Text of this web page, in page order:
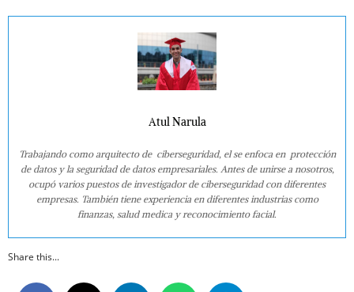
Atul Narula
Trabajando como arquitecto de ciberseguridad, el se enfoca en protección
de datos y la seguridad de datos empresariales. Antes de unirse a nosotros,
ocupó varios puestos de investigador de ciberseguridad con diferentes
empresas. También tiene experiencia en diferentes industrias como
finanzas, salud medica y reconocimiento facial.
Share this...